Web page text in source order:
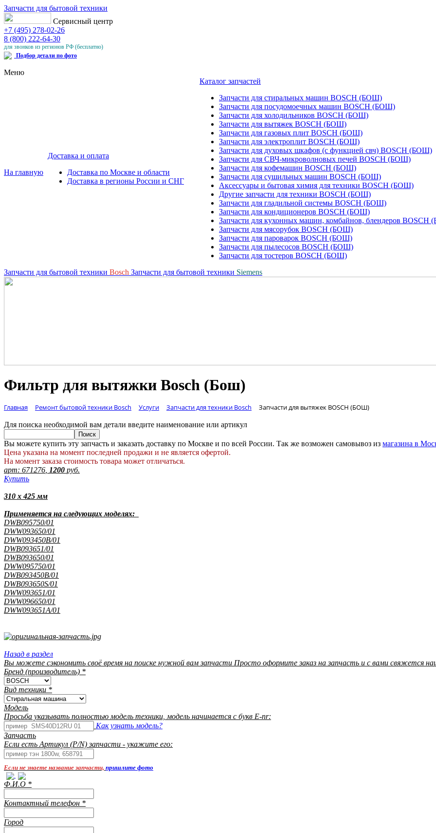
Запчасти для бытовой техники
Сервисный центр
+7 (495) 278-02-26
8 (800) 222-64-30
для звонков из регионов РФ (бесплатно)
Подбор детали по фото
Меню
На главную
Доставка и оплата
Доставка по Москве и области
Доставка в регионы России и СНГ
Каталог запчастей
Запчасти для стиральных машин BOSCH (БОШ)
Запчасти для посудомоечных машин BOSCH (БОШ)
Запчасти для холодильников BOSCH (БОШ)
Запчасти для вытяжек BOSCH (БОШ)
Запчасти для газовых плит BOSCH (БОШ)
Запчасти для электроплит BOSCH (БОШ)
Запчасти для духовых шкафов (с функцией свч) BOSCH (БОШ)
Запчасти для СВЧ-микроволновых печей BOSCH (БОШ)
Запчасти для кофемашин BOSCH (БОШ)
Запчасти для сушильных машин BOSCH (БОШ)
Аксессуары и бытовая химия для техники BOSCH (БОШ)
Другие запчасти для техники BOSCH (БОШ)
Запчасти для гладильной системы BOSCH (БОШ)
Запчасти для кондиционеров BOSCH (БОШ)
Запчасти для кухонных машин, комбайнов, блендеров
Запчасти для мясорубок BOSCH (БОШ)
Запчасти для пароварок BOSCH (БОШ)
Запчасти для пылесосов BOSCH (БОШ)
Запчасти для тостеров BOSCH (БОШ)
Запчасти для бытовой техники Bosch Запчасти для бытовой техники Siemens
Фильтр для вытяжки Bosch (Бош)
Главная Ремонт бытовой техники Bosch Услуги Запчасти для техники Bosch Запчасти для вытяжек BOSCH (БОШ)
Для поиска необходимой вам детали введите наименование или артикул
Вы можете купить эту запчасть и заказать доставку по Москве и по всей России. Так же возможен самовывоз из магазина в
Цена указана на момент последней продажи и не является офертой.
На момент заказа стоимость товара может отличаться.
арт: 671276 1200 руб.
Купить
310 x 425 мм
Применяется на следующих моделях:
DWB095750/01
DWW093650/01
DWW093450B/01
DWB093651/01
DWB093650/01
DWW095750/01
DWB093450B/01
DWB093650S/01
DWW093651/01
DWW096650/01
DWW093651A/01
Назад в раздел
Вы можете сэкономить своё время на поиске нужной вам запчасти Просто оформите заказ на запчасть и с вами свяжется
Бренд (производитель) *
Вид техники *
Модель
Просьба указывать полностью модель техники, модель начинается с букв E-nr:
Как узнать модель?
Запчасть
Если есть Артикул (P/N) запчасти - укажите его:
Если не знаете название запчасти, пришлите фото
Ф.И.О *
Контактный телефон *
Город